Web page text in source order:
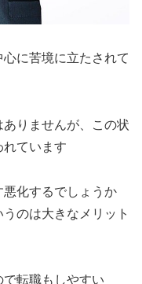
に苦境に立たされて
りませんが、この状
ています
化するでしょうか
のは大きなメリット
転職もしやすい